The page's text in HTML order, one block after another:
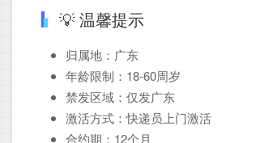
💡 温馨提示
归属地：广东
年龄限制：18-60周岁
禁发区域：仅发广东
激活方式：快递员上门激活
合约期：12个月